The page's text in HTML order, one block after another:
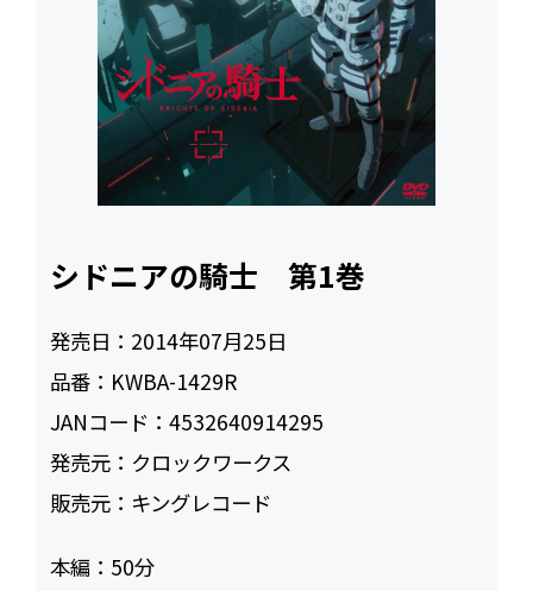
シドニアの騎士 第1巻
発売日： 2014年07月25日
品番： KWBA-1429R
JANコード：4532640914295
発売元： クロックワークス
販売元： キングレコード
本編： 50